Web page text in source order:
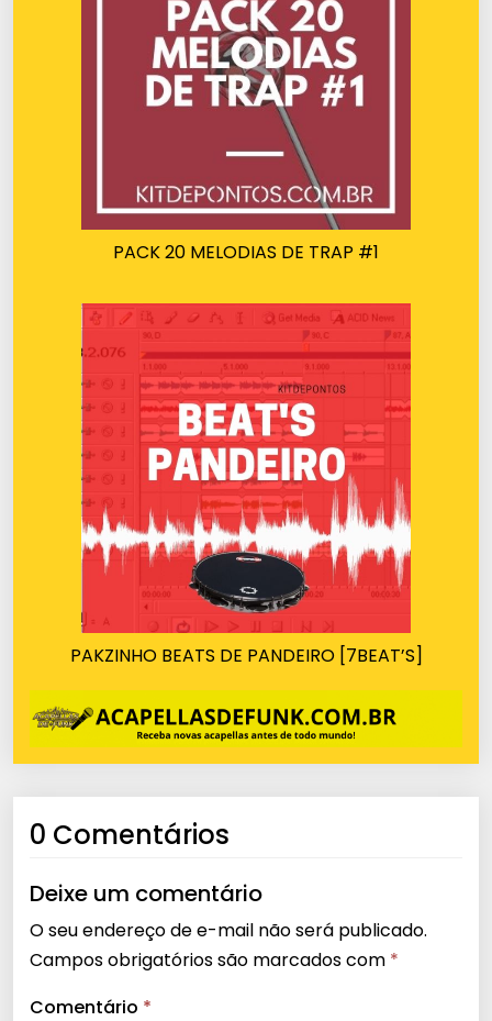
PACK 20 MELODIAS DE TRAP #1
PAKZINHO BEATS DE PANDEIRO [7BEAT’S]
0 Comentários
Deixe um comentário
O seu endereço de e-mail não será publicado.
Campos obrigatórios são marcados com *
Comentário *